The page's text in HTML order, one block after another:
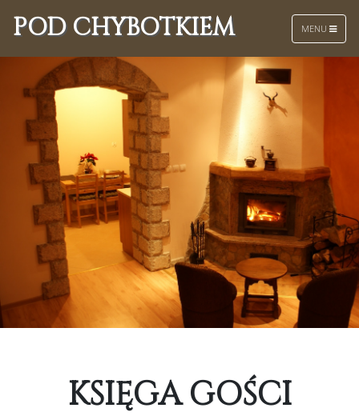
POD CHYBOTKIEM MENU
KSIĘGA GOŚCI